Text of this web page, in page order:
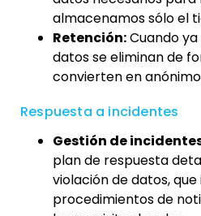
almacenamos sólo el
Retención:Cuando
datos se eliminan de
convierten en
Respuesta a incidentes
Gestión de
plan de respuesta
violación de datos,
procedimientos de